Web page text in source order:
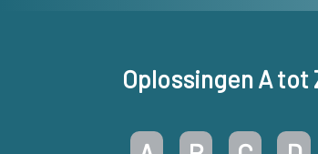
Oplossingen A tot